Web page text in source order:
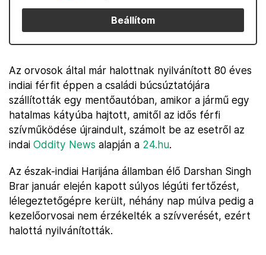
Beállítom
Az orvosok által már halottnak nyilvánított 80 éves
indiai férfit éppen a családi búcsúztatójára
szállították egy mentőautóban, amikor a jármű egy
hatalmas kátyúba hajtott, amitől az idős férfi
szívműködése újraindult, számolt be az esetről az
indai Oddity News alapján a 24.hu.
Az észak-indiai Harijána államban élő Darshan Singh
Brar január elején kapott súlyos légúti fertőzést,
lélegeztetőgépre került, néhány nap múlva pedig a
kezelőorvosai nem érzékelték a szívverését, ezért
halottá nyilvánították.